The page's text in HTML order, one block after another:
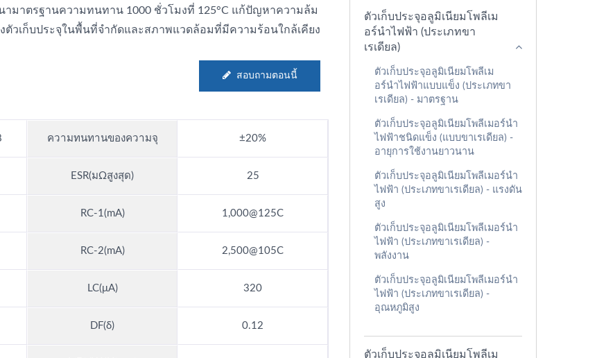
ามาตรฐานความทนทาน 1000 ชั่วโมงที่ 125°C แก้ปัญหาความล้ม
ตัวเก็บประจุในพื้นที่จำกัดและสภาพแวดล้อมที่มีความร้อนใกล้เคียง
สอบถามตอนนี้
ความทนทานของความจุ ±20%
ESR(มΩสูงสุด) 25
RC-1(mA) 1,000@125C
RC-2(mA) 2,500@105C
LC(μA) 320
DF(δ) 0.12
ตัวเก็บประจุอลูมิเนียมโพลีเม
อร์นำไฟฟ้า (ประเภทขา
เรเดียล)
ตัวเก็บประจุอลูมิเนียมโพลีเม
อร์นำไฟฟ้าแบบแข็ง (ประเภทขา
เรเดียล) - มาตรฐาน
ตัวเก็บประจุอลูมิเนียมโพลีเมอร์นำ
ไฟฟ้าชนิดแข็ง (แบบขาเรเดียล) -
อายุการใช้งานยาวนาน
ตัวเก็บประจุอลูมิเนียมโพลีเมอร์นำ
ไฟฟ้า (ประเภทขาเรเดียล) - แรงดัน
สูง
ตัวเก็บประจุอลูมิเนียมโพลีเมอร์นำ
ไฟฟ้า (ประเภทขาเรเดียล) -
พลังงาน
ตัวเก็บประจุอลูมิเนียมโพลีเมอร์นำ
ไฟฟ้า (ประเภทขาเรเดียล) -
อุณหภูมิสูง
ตัวเก็บประจุอลูมิเนียมโพลีเม